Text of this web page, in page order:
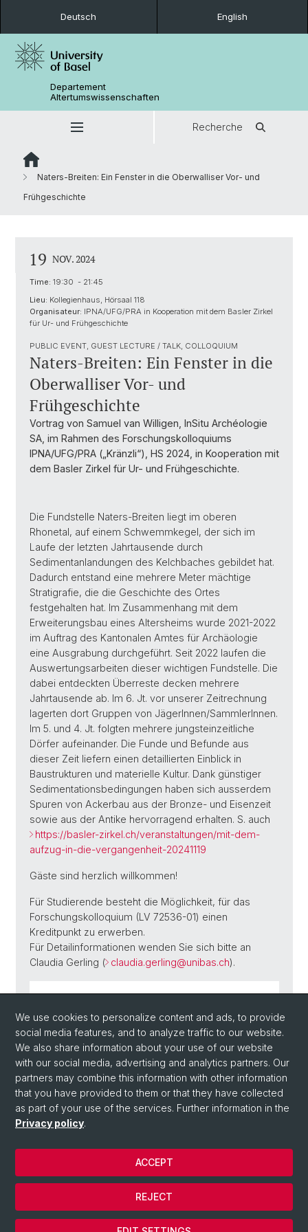
Deutsch English
Departement
Altertumswissenschaften
Recherche
Naters-Breiten: Ein Fenster in die Oberwalliser Vor- und
Frühgeschichte
19 NOV. 2024
Time: 19:30 - 21:45
Lieu: Kollegienhaus, Hörsaal 118
Organisateur: IPNA/UFG/PRA in Kooperation mit dem Basler Zirkel
für Ur- und Frühgeschichte
PUBLIC EVENT, GUEST LECTURE / TALK, COLLOQUIUM
Naters-Breiten: Ein Fenster in die
Oberwalliser Vor- und
Frühgeschichte
Vortrag von Samuel van Willigen, InSitu Archéologie
SA, im Rahmen des Forschungskolloquiums
IPNA/UFG/PRA („Kränzli“), HS 2024, in Kooperation mit
dem Basler Zirkel für Ur- und Frühgeschichte.
Die Fundstelle Naters-Breiten liegt im oberen
Rhonetal, auf einem Schwemmkegel, der sich im
Laufe der letzten Jahrtausende durch
Sedimentanlandungen des Kelchbaches gebildet hat.
Dadurch entstand eine mehrere Meter mächtige
Stratigrafie, die die Geschichte des Ortes
festgehalten hat. Im Zusammenhang mit dem
Erweiterungsbau eines Altersheims wurde 2021-2022
im Auftrag des Kantonalen Amtes für Archäologie
eine Ausgrabung durchgeführt. Seit 2022 laufen die
Auswertungsarbeiten dieser wichtigen Fundstelle. Die
dabei entdeckten Überreste decken mehrere
Jahrtausende ab. Im 6. Jt. vor unserer Zeitrechnung
lagerten dort Gruppen von JägerInnen/SammlerInnen.
Im 5. und 4. Jt. folgten mehrere jungsteinzeitliche
Dörfer aufeinander. Die Funde und Befunde aus
dieser Zeit liefern einen detaillierten Einblick in
Baustrukturen und materielle Kultur. Dank günstiger
Sedimentationsbedingungen haben sich ausserdem
Spuren von Ackerbau aus der Bronze- und Eisenzeit
sowie aus der Antike hervorragend erhalten. S. auch
https://basler-zirkel.ch/veranstaltungen/mit-dem-
aufzug-in-die-vergangenheit-20241119
Gäste sind herzlich willkommen!
Für Studierende besteht die Möglichkeit, für das
Forschungskolloquium (LV 72536-01) einen
Kreditpunkt zu erwerben.
Für Detailinformationen wenden Sie sich bitte an
Claudia Gerling ( claudia.gerling@unibas.ch).
11.35 MB)
Back
© Université de Bâle
We use cookies to personalize content and ads, to provide
social media features, and to analyze traffic to our website.
We also share information about your use of our website
with our social media, advertising and analytics partners. Our
partners may combine this information with other information
that you have provided to them or that they have collected
as part of your use of the services. Further information in the
Privacy policy.
REJECT
ACCEPT